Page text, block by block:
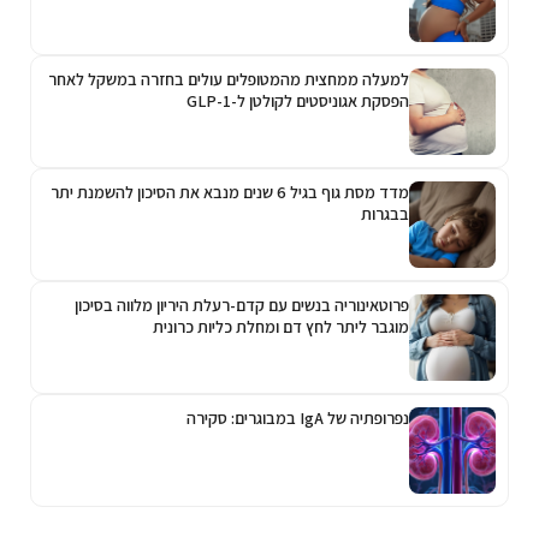
למעלה ממחצית מהמטופלים עולים בחזרה במשקל לאחר
הפסקת אגוניסטים לקולטן ל-GLP-1
מדד מסת גוף בגיל 6 שנים מנבא את הסיכון להשמנת יתר
בבגרות
פרוטאינוריה בנשים עם קדם-רעלת היריון מלווה בסיכון
מוגבר ליתר לחץ דם ומחלת כליות כרונית
נפרופתיה של IgA במבוגרים: סקירה